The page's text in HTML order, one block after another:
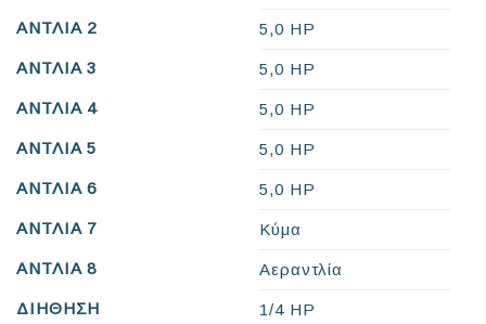
ΑΝΤΛΙΑ 2 5,0 HP
ΑΝΤΛΙΑ 3 5,0 HP
ΑΝΤΛΙΑ 4 5,0 HP
ΑΝΤΛΙΑ 5 5,0 HP
ΑΝΤΛΙΑ 6 5,0 HP
ΑΝΤΛΙΑ 7 Κύμα
ΑΝΤΛΙΑ 8 Αεραντλία
ΔΙΗΘΗΣΗ 1/4 HP